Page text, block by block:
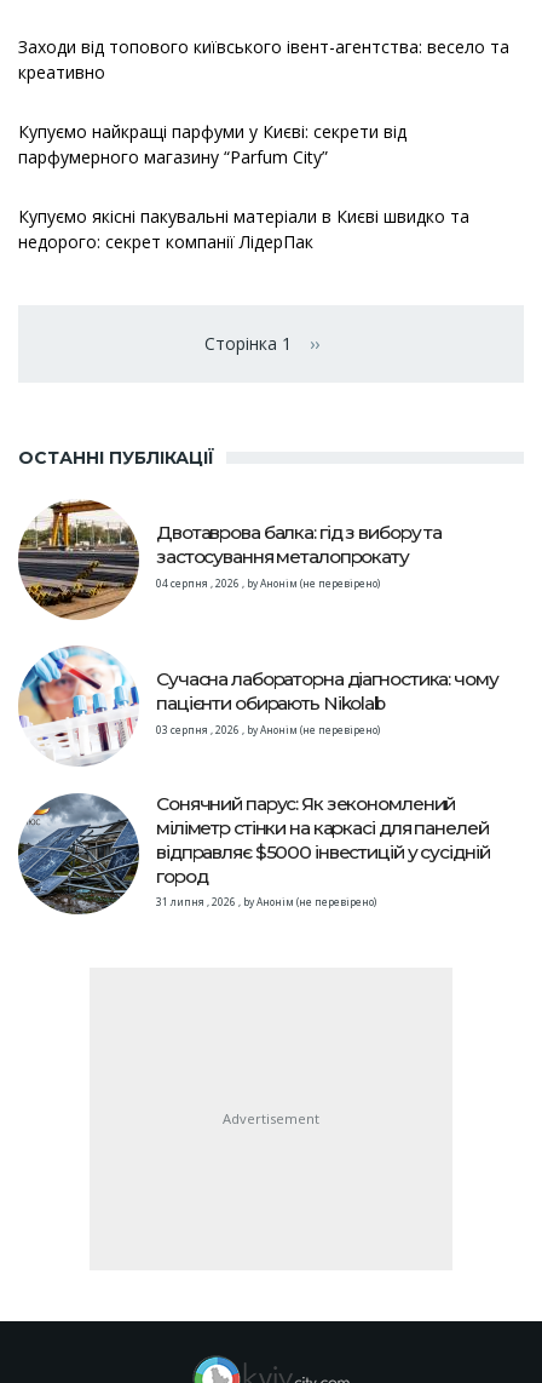
Заходи від топового київського івент-агентства: весело та
креативно
Купуємо найкращі парфуми у Києві: секрети від
парфумерного магазину “Parfum City”
Купуємо якісні пакувальні матеріали в Києві швидко та
недорого: секрет компанії ЛідерПак
Сторінка 1 Наступна сторінка
››
ОСТАННІ ПУБЛІКАЦІЇ
Двотаврова балка: гід з вибору та
застосування металопрокату
04 серпня , 2026 , byАнонім (не перевірено)
Сучасна лабораторна діагностика: чому
пацієнти обирають Nikolab
03 серпня , 2026 , byАнонім (не перевірено)
Сонячний парус: Як зекономлений
міліметр стінки на каркасі для панелей
відправляє $5000 інвестицій у сусідній
город
31 липня , 2026 , byАнонім (не перевірено)
Advertisement